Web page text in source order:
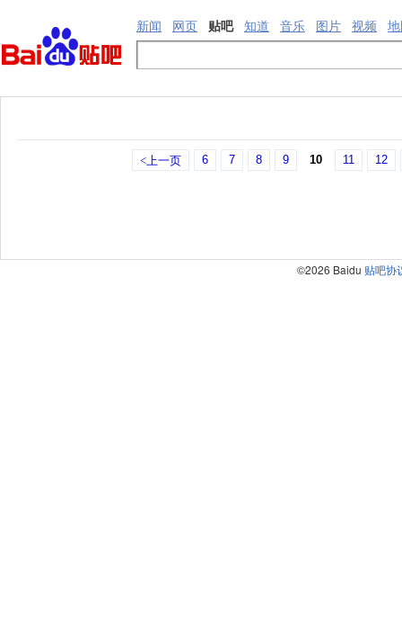
新闻 网页 贴吧 知道 音乐 图片 视频
<上一页 6 7 8 9 10 11 12
©2026 Baidu 贴吧协